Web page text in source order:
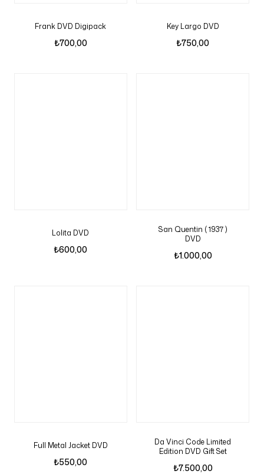
Frank DVD Digipack
₺700,00
Key Largo DVD
₺750,00
Lolita DVD
₺600,00
San Quentin ( 1937 )
DVD
₺1.000,00
Full Metal Jacket DVD
₺550,00
Da Vinci Code Limited
Edition DVD Gift Set
₺7.500,00